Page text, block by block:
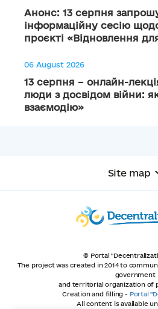
Анонс: 13 серпня
інформаційну сесію
проєкті «Відновлення
06 August 2026
13 серпня – онлайн-
люди з досвідом війни:
взаємодію»
Site map
© Portal
The project was created in 2014 to
government
and territorial organization of
Creation and filling - Portal
All content is available